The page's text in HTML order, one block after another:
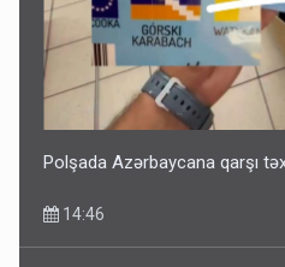
Polşada Azərbaycana qarşı
14:46